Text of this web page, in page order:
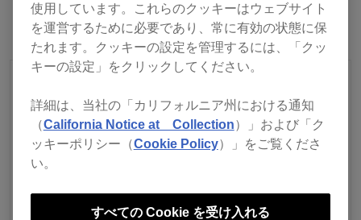
使用しています。これらのクッキーはウェブサイト
を運営するために必要であり、常に有効の状態に保
たれます。クッキーの設定を管理するには、「クッ
キーの設定」をクリックしてください。
詳細は、当社の「カリフォルニア州における通知
（California Notice at Collection）」および「ク
ッキーポリシー（Cookie Policy）」をご覧くださ
い。
すべての Cookie を受け入れる